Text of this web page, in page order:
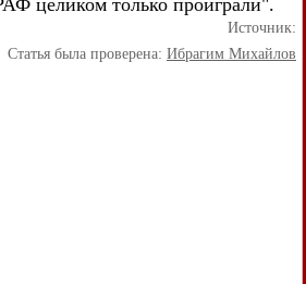
Источник:
Статья была проверена: Ибрагим Михайлов